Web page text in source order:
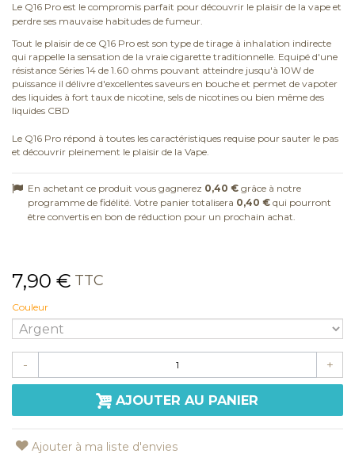
Le Q16 Pro est le compromis parfait pour découvrir le plaisir de la vape et
perdre ses mauvaise habitudes de fumeur.
Tout le plaisir de ce Q16 Pro est son type de tirage à inhalation indirecte
qui rappelle la sensation de la vraie cigarette traditionnelle. Equipé d'une
résistance Séries 14 de 1.60 ohms pouvant atteindre jusqu'à 10W de
puissance il délivre d'excellentes saveurs en bouche et permet de vapoter
des liquides à fort taux de nicotine, sels de nicotines ou bien même des
liquides CBD
Le Q16 Pro répond à toutes les caractéristiques requise pour sauter le pas
et découvrir pleinement le plaisir de la Vape.
En achetant ce produit vous gagnerez 0,40 € grâce à notre
programme de fidélité. Votre panier totalisera 0,40 € qui pourront
être convertis en bon de réduction pour un prochain achat.
7,90 € TTC
Couleur
- +
AJOUTER AU PANIER
Ajouter à ma liste d'envies